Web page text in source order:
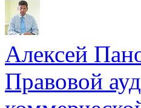
Алексей
Правовой